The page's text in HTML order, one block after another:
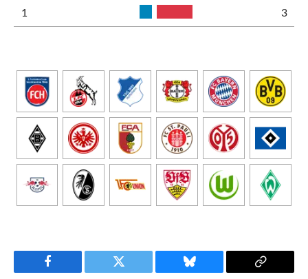
1
3
Facebook Twitter Bluesky
Copy